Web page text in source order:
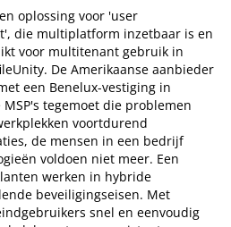
oplossing voor 'user
die multiplatform inzetbaar is en
voor multitenant gebruik in
De Amerikaanse aanbieder
een Benelux-vestiging in
tegemoet die problemen
voortdurend
de mensen in een bedrijf
voldoen niet meer. Een
werken in hybride
beveiligingseisen. Met
snel en eenvoudig